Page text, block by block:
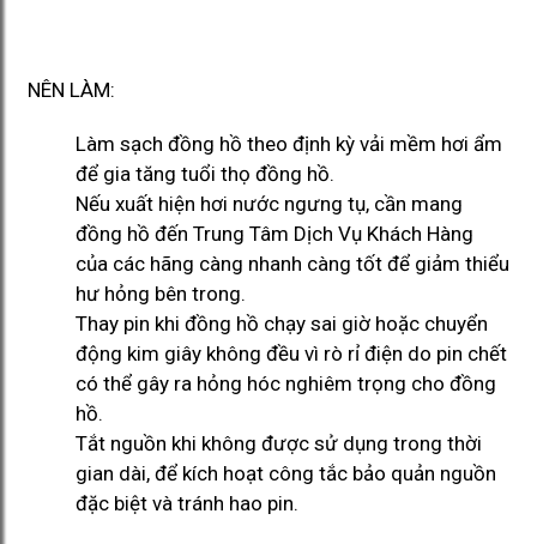
NÊN LÀM:
Làm sạch đồng hồ theo định kỳ vải mềm hơi ẩm
để gia tăng tuổi thọ đồng hồ.
Nếu xuất hiện hơi nước ngưng tụ, cần mang
đồng hồ đến Trung Tâm Dịch Vụ Khách Hàng
của các hãng càng nhanh càng tốt để giảm thiểu
hư hỏng bên trong.
Thay pin khi đồng hồ chạy sai giờ hoặc chuyển
động kim giây không đều vì rò rỉ điện do pin chết
có thể gây ra hỏng hóc nghiêm trọng cho đồng
hồ.
Tắt nguồn khi không được sử dụng trong thời
gian dài, để kích hoạt công tắc bảo quản nguồn
đặc biệt và tránh hao pin.